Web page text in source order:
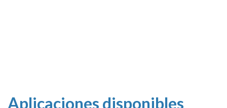
Aplicaciones disponibles